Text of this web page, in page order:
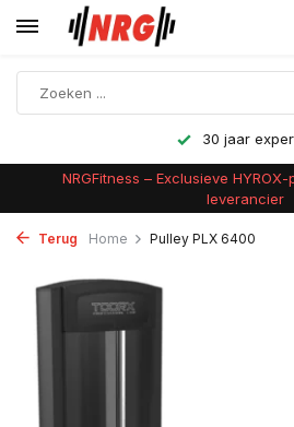
Achteraf
NRGFitness – Exclusieve
leverancier
Terug Home Pulley PLX 6400